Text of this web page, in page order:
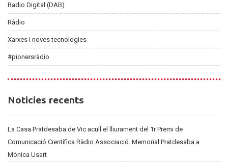
Radio Digital (DAB)
Ràdio
Xarxes i noves tecnologies
#pionersràdio
Noticies
Noticies recents
La Casa Pratdesaba de Vic acull el lliurament del 1r Premi de
Comunicació Científica Ràdio Associació. Memorial Pratdesaba a
Mònica Usart